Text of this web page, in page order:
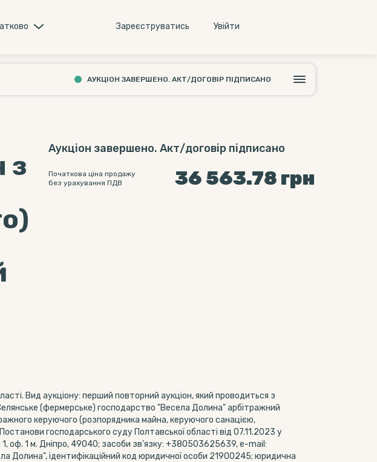
Зареєструватись Увiйти
АУКЦІОН ЗАВЕРШЕНО. АКТ/ДОГОВІР ПІДПИСАНО
з
Аукціон завершено. Акт/договір підписано
Початкова ціна продажу
без урахування ПДВ
36 563.78 грн
Вид аукціону: перший повторний аукціон, який проводиться з
(фермерське) господарство "Весела Долина" арбітражний
керуючого (розпорядника майна, керуючого санацією,
господарського суду Полтавської області від 07.11.2023 у
оф. 1 м. Дніпро, 49040; засоби зв’язку: +380503625639, e-mail:
Долина", ідентифікаційний код юридичної особи 21900245; юридична